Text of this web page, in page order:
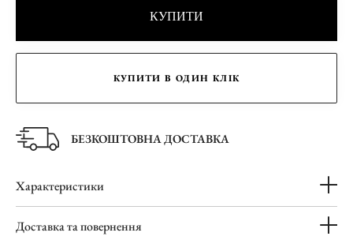
КУПИТИ
КУПИТИ В ОДИН КЛІК
БЕЗКОШТОВНА ДОСТАВКА
Характеристики
Доставка та повернення